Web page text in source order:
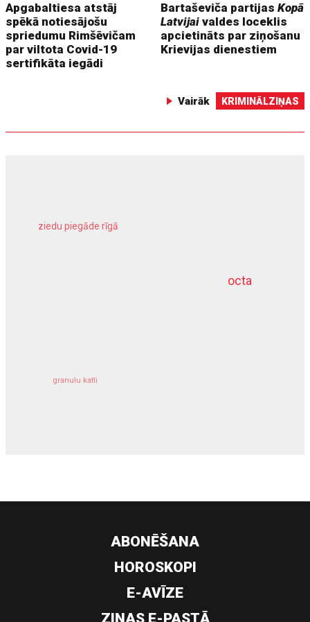
Apgabaltiesa atstāj
spēkā notiesājošu
spriedumu Rimšēvičam
par viltota Covid-19
sertifikāta iegādi
Bartaševiča partijasKopā
Latvijai valdes loceklis
apcietināts par ziņošanu
Krievijas dienestiem
Vairāk KRIMINĀLZIŅAS
octa
ziedu piegāde rīgā
granulu katli
dziļurbums
ABONĒŠANA
HOROSKOPI
E-AVĪZE